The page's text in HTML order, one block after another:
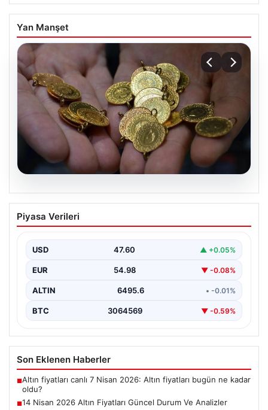
Yan Manşet
05.08.2026
14 Nisan 2026 Altın Fiyatları Güncel
Durum Ve Analizler
çeken altın piyasası, küresel gelişmeler ve jeopolitik…
Piyasa Verileri
USD 47.60 ▲ +0.05%
EUR 54.98 ▼ -0.08%
ALTIN 6495.6 • -0.01%
BTC 3064569 ▼ -0.59%
Son Eklenen Haberler
■Altın fiyatları canlı 7 Nisan 2026: Altın fiyatları bugün ne kadar
oldu?
■14 Nisan 2026 Altın Fiyatları Güncel Durum Ve Analizler